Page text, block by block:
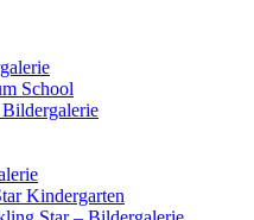
School
Kindergarten